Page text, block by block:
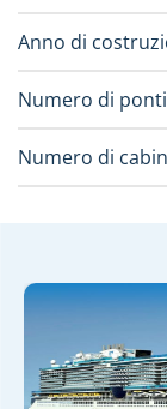
Anno di
Numero di ponti
Numero di